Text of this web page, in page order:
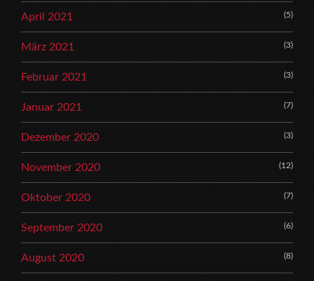
April 2021 (5)
März 2021 (3)
Februar 2021 (3)
Januar 2021 (7)
Dezember 2020 (3)
November 2020 (12)
Oktober 2020 (7)
September 2020 (6)
August 2020 (8)